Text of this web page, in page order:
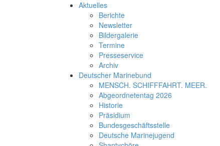
Aktuelles
Berichte
Newsletter
Bildergalerie
Termine
Presseservice
Archiv
Deutscher Marinebund
MENSCH. SCHIFFFAHRT. MEER.
Abgeordnetentag 2026
Historie
Präsidium
Bundesgeschäftsstelle
Deutsche Marinejugend